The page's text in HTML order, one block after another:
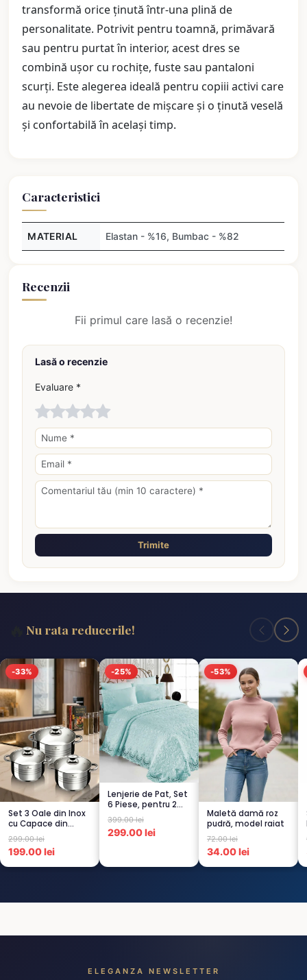
transformă orice ținută într-una plină de
personalitate. Potrivit pentru toamnă, primăvară
sau pentru purtat în interior, acest dres se
combină ușor cu rochițe, fuste sau pantaloni
scurți. Este alegerea ideală pentru copiii activi care
au nevoie de libertate de mișcare și o ținută veselă
și confortabilă în același timp.
Caracteristici
MATERIAL Elastan - %16, Bumbac - %82
Recenzii
Fii primul care lasă o recenzie!
Lasă o recenzie
Evaluare *
Trimite
Nu rata reducerile!
-33%
Set 3 Oale din Inox
cu Capace din
Sticlă
Termorezistent...
299.00 lei
199.00 lei
-25%
Lenjerie de Pat, Set
6 Piese, pentru 2
persoana,
TURCOA...
399.00 lei
299.00 lei
-53%
Maletă damă roz
pudră, model raiat
72.00 lei
34.00 lei
ELEGANZA NEWSLETTER